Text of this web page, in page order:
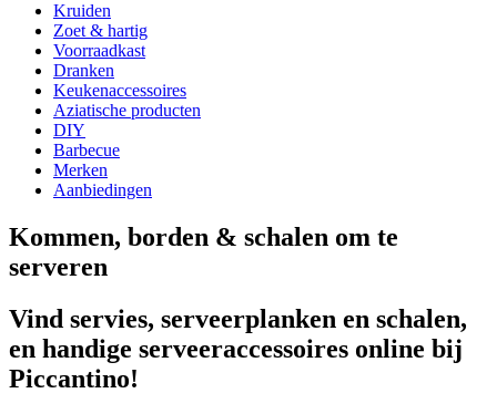
Kruiden
Zoet & hartig
Voorraadkast
Dranken
Keukenaccessoires
Aziatische producten
DIY
Barbecue
Merken
Aanbiedingen
Kommen, borden & schalen om te
serveren
Vind servies, serveerplanken en schalen,
en handige serveeraccessoires online bij
Piccantino!